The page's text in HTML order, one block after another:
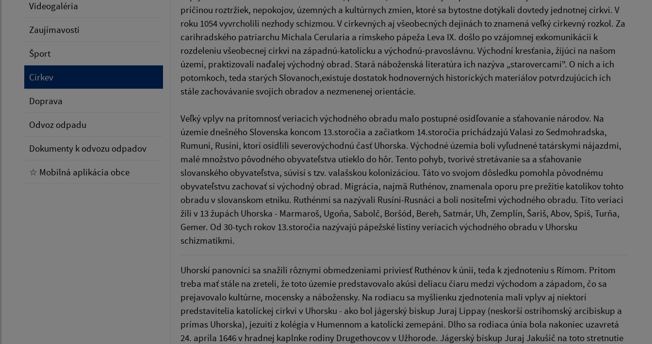
Videogaléria
Zaujímavosti
Šport
Cirkev
Doprava
Odvoz odpadu
Dokumenty k odvozu odpadov
☆ Mobilná aplikácia obce
príčinou roztržiek, nepokojov, územných a kultúrnych zmien, ktoré sa bytostne dotýkali dovtedy jednotnej cirkvi. V
roku 1054 vyvrcholili nezhody schizmou. V cirkevných aj všeobecných dejinách to znamená veľký cirkevný rozkol. Za
carihradského patriarchu Michala Cerularia a rímskeho pápeža Leva IX. došlo po vzájomnej exkomunikácii k
rozdeleniu všeobecnej cirkvi na západnú-katolícku a východnú-pravoslávnu. Východní kresťania, žijúci na našom
území, praktizovali naďalej východný obrad. Stará náboženská literatúra ich nazýva „starovercami". O nich a ich
potomkoch, teda starých Slovanoch,existuje dostatok hodnoverných historických materiálov potvrdzujúcich ich
stále zachovávanie svojich obradov a nezmenenej orientácie.
Veľký vplyv na prítomnosť veriacich východného obradu malo postupné osídľovanie a sťahovanie národov. Na
územie dnešného Slovenska koncom 13.storočia a začiatkom 14.storočia prichádzajú Valasi zo Sedmohradska,
Rumuni, Rusíni, ktorí osídlili severovýchodnú časť Uhorska. Východné územia boli vyľudnené tatárskymi nájazdmi,
malé množstvo pôvodného obyvateľstva utieklo do hôr. Tento pohyb, tvorivé stretávanie sa a sťahovanie
slovanského obyvateľstva, súvisí s tzv. valašskou kolonizáciou. Táto vo svojom dôsledku pomohla pôvodnému
obyvateľstvu zachovať si východný obrad. Migrácia, najmä Ruthénov, znamenala oporu pre prežitie katolíkov tohto
obradu v slovanskom etniku. Ruthénmi sa nazývali Rusíni-Rusnáci a boli nositeľmi východného obradu. Títo veriaci
žili v 13 župách Uhorska - Marmaroš, Ugoňa, Sabolč, Boršód, Bereh, Satmár, Uh, Zemplín, Šariš, Abov, Spiš, Turňa,
Gemer. Od 30-tych rokov 13.storočia nazývajú pápežské listiny veriacich východného obradu v Uhorsku
schizmatikmi.
Uhorskí panovníci sa snažili rôznymi obmedzeniami priviesť Ruthénov k únii, teda k zjednoteniu s Rímom. Pritom
treba mať stále na zreteli, že toto územie predstavovalo akúsi deliacu čiaru medzi východom a západom, čo sa
prejavovalo kultúrne, mocensky a nábožensky. Na rodiacu sa myšlienku zjednotenia mali vplyv aj niektorí
predstavitelia katolíckej cirkvi v Uhorsku - ako bol jágerský biskup Juraj Lippay (neskorší ostrihomský arcibiskup a
prímas Uhorska), jezuiti z kolégia v Humennom a katolícki zemepáni. Dlho sa rodiaca únia bola nakoniec uzavretá
24. apríla 1646 v hradnej kaplnke rodiny Drugethovcov v Užhorode. Jágerský biskup Juraj Jakušič na toto stretnutie